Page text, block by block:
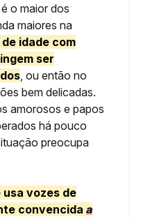
o maior dos
maiores na
idade com
ser
, ou então no
bem delicadas.
amorosos e papos
há pouco
preocupa
usa vozes de
convencida a